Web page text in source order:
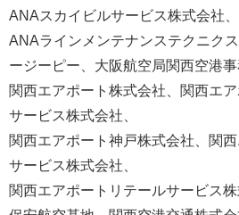
ANAスカイビルサービス株式会社
ANAラインメンテナンステクニク
ージーピー、大阪航空局関西空港事
関西エアポート株式会社、関西エ
サービス株式会社、
関西エアポート神戸株式会社、関
サービス株式会社、
関西エアポートリテールサービス